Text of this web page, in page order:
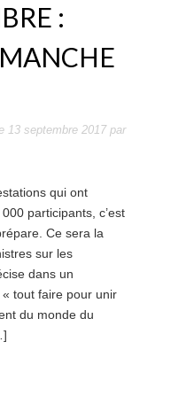
:
13 septembre 2017par
qui ont
participants, c’est
Ce sera la
sur les
dans un
« tout faire pour unir
du monde du